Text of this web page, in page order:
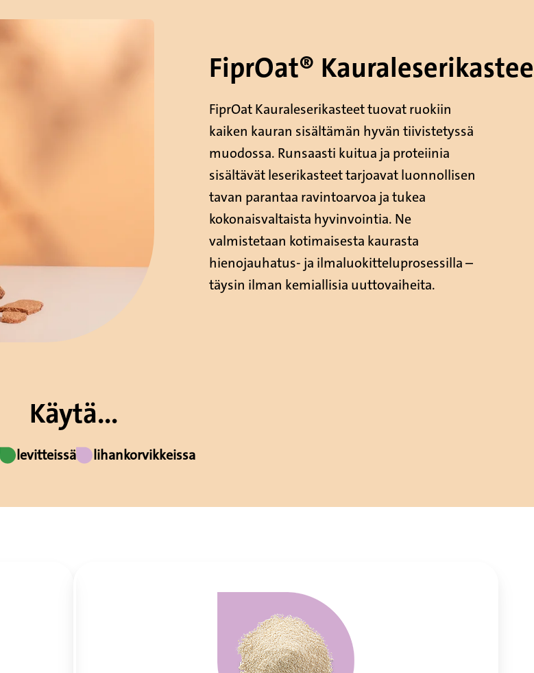
FiprOat®
FiprOat Kauraleserikasteet tuovat ruokiin
kaiken kauran sisältämän hyvän tiivistetyssä
muodossa. Runsaasti kuitua ja proteiinia
sisältävät leserikasteet tarjoavat luonnollisen
tavan parantaa ravintoarvoa ja tukea
kokonaisvaltaista hyvinvointia. Ne
valmistetaan kotimaisesta kaurasta
hienojauhatus- ja ilmaluokitteluprosessilla –
täysin ilman kemiallisia uuttovaiheita.
Käytä...
levitteissä lihankorvikkeissa